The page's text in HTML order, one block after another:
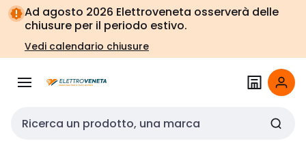
Vai alla
navigazione
Vai
alla
pagina
Ad agosto 2026 Elettroveneta osserverà delle
chiusure per il periodo estivo.
Vedi calendario chiusure
Cerca input